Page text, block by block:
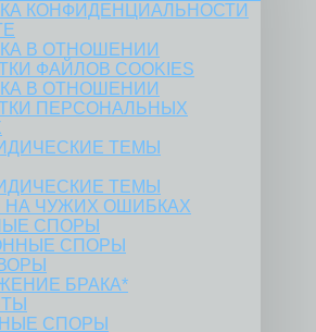
КОНФИДЕНЦИАЛЬНОСТИ
В ОТНОШЕНИИ
ФАЙЛОВ COOKIES
В ОТНОШЕНИИ
ПЕРСОНАЛЬНЫХ
ТЕМЫ
ТЕМЫ
НА ЧУЖИХ ОШИБКАХ
СПОРЫ
СПОРЫ
БРАКА*
СПОРЫ